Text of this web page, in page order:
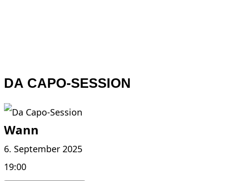
DA CAPO-SESSION
Wann
6. September 2025
19:00